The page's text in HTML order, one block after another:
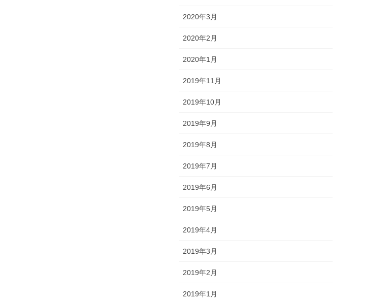
2020年3月
2020年2月
2020年1月
2019年11月
2019年10月
2019年9月
2019年8月
2019年7月
2019年6月
2019年5月
2019年4月
2019年3月
2019年2月
2019年1月